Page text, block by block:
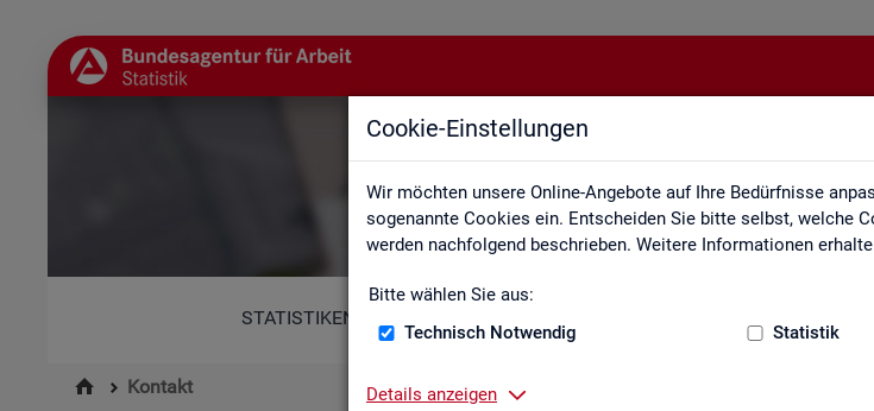
Cookie-Einstellungen
Wir möchten unsere Online-Angebote auf Ihre Bedürfnisse
sogenannte Cookies ein. Entscheiden Sie bitte selbst, welche
werden nachfolgend beschrieben. Weitere Informationen
Bitte wählen Sie aus:
Technisch Notwendig
Statistik
Details anzeigen
Kontakt
STATISTIKEN
Kontakt